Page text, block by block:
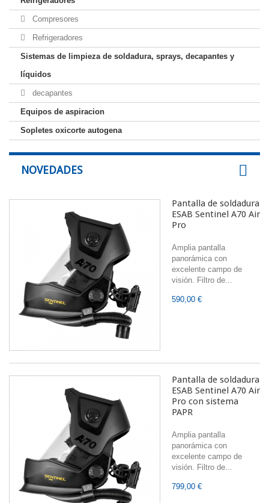
Compresores
Refrigeradores
Sistemas de limpieza de soldadura, sprays, decapantes y
líquidos
decapantes
Equipos de aspiracion
Sopletes oxicorte autogena
NOVEDADES
Pantalla de soldadura
ESAB Sentinel A70 Air
Pro
Amplia pantalla
panorámica con
excelente campo de
visión. Filtro de...
590,00 €
Pantalla de soldadura
ESAB Sentinel A70 Air
Pro con sistema
PAPR
Amplia pantalla
panorámica con
excelente campo de
visión. Filtro de...
799,00 €